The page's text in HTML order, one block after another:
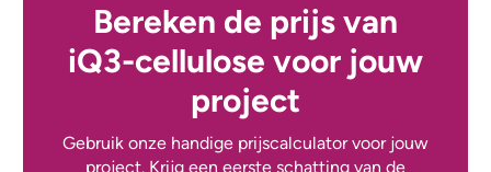
Bereken de prijs van
iQ3-cellulose voor jouw
project
Gebruik onze handige prijscalculator voor jouw
project. Krijg een eerste schatting van de